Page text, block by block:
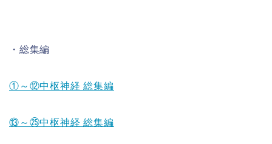
・総集編
①～⑫中枢神経 総集編
⑬～㉕中枢神経 総集編